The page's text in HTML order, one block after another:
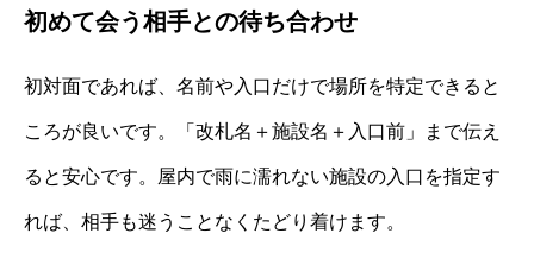
初めて会う相手との待ち合わせ
初対面であれば、名前や入口だけで場所を特定できると
ころが良いです。「改札名＋施設名＋入口前」まで伝え
ると安心です。屋内で雨に濡れない施設の入口を指定す
れば、相手も迷うことなくたどり着けます。